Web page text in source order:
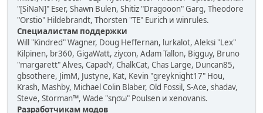
"[SiNaN]" Eser, Shawn Bulen, Shitiz "Dragooon" Garg, Theodore
"Orstio" Hildebrandt, Thorsten "TE" Eurich и winrules.
Специалистам поддержки
Will "Kindred" Wagner, Doug Heffernan, lurkalot, Aleksi "Lex"
Kilpinen, br360, GigaWatt, ziycon, Adam Tallon, Bigguy, Bruno
"margarett" Alves, CapadY, ChalkCat, Chas Large, Duncan85,
gbsothere, JimM, Justyne, Kat, Kevin "greyknight17" Hou,
Krash, Mashby, Michael Colin Blaber, Old Fossil, S-Ace, shadav,
Steve, Storman™, Wade "sησω" Poulsen и xenovanis.
Разработчикам модов